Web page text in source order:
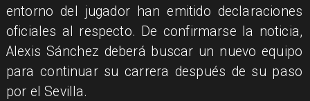
entorno del jugador han emitido declaraciones
oficiales al respecto. De confirmarse la noticia,
Alexis Sánchez deberá buscar un nuevo equipo
para continuar su carrera después de su paso
por el Sevilla.